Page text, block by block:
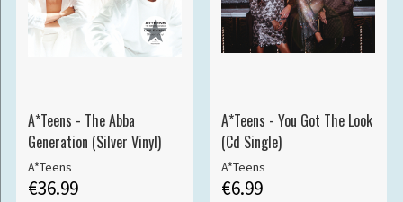
A*Teens - The Abba
Generation (Silver Vinyl)
A*Teens
€36.99
A*Teens - You Got The Look
(Cd Single)
A*Teens
€6.99